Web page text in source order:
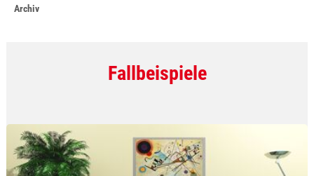
Archiv
Fallbeispiele